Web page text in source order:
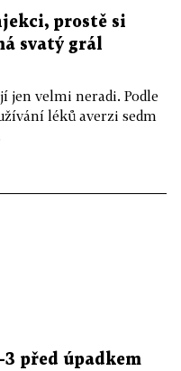
prostě si
svatý grál
jen velmi neradi. Podle
léků averzi sedm
3 před úpadkem